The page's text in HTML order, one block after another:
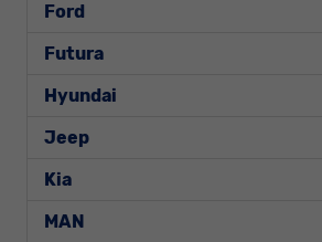
Ford
Futura
Hyundai
Jeep
Kia
MAN